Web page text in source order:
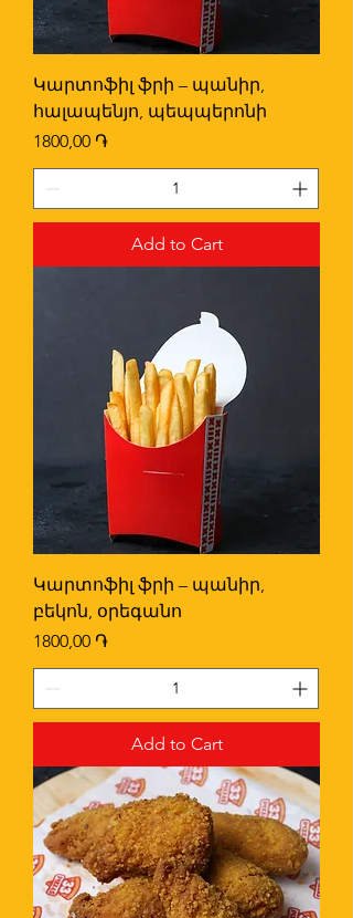
Կարտոֆիլ ֆրի – պանիր,
հալապենյո, պեպպերոնի
Price
1800,00 ֏
Add to Cart
Կարտոֆիլ ֆրի – պանիր,
բեկոն, օրեգանո
Price
1800,00 ֏
Add to Cart